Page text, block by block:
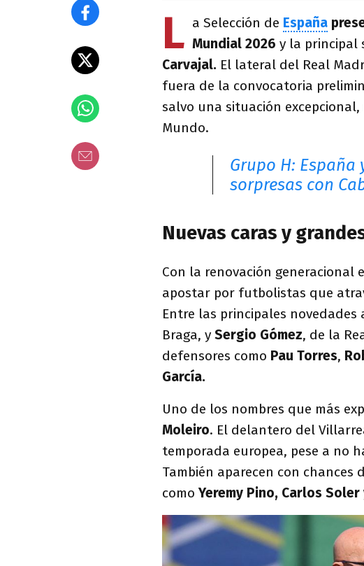
L a Selección de España
Mundial 2026 y la principal
Carvajal. El lateral del Real
fuera de la convocatoria
salvo una situación
Mundo.
Grupo H:
sorpresas con
Nuevas caras y
Con la renovación generacional
apostar por futbolistas que
Entre las principales novedades
Braga, y Sergio Gómez, de la
defensores como Pau Torres,
García.
Uno de los nombres que más
Moleiro. El delantero del
temporada europea, pese a no
También aparecen con
como Yeremy Pino, Carlos Soler